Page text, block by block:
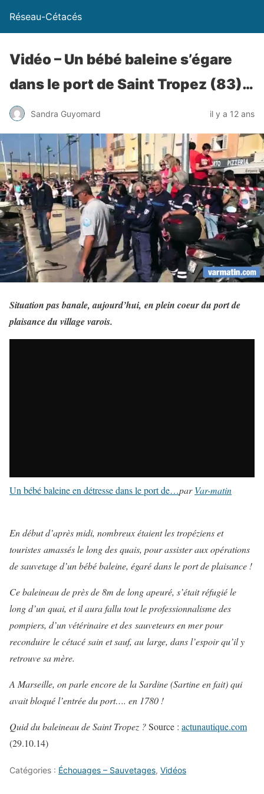
Réseau-Cétacés
Vidéo – Un bébé baleine s’égare
dans le port de Saint Tropez (83)…
Sandra Guyomard il y a 12 ans
Situation pas banale, aujourd’hui, en plein coeur du port de
plaisance du village varois.
Un bébé baleine en détresse dans le port de…parVar-matin
En début d’après midi, nombreux étaient les tropéziens et
touristes amassés le long des quais, pour assister aux opérations
de sauvetage d’un bébé baleine, égaré dans le port de plaisance !
Ce baleineau de près de 8m de long apeuré, s’était réfugié le
long d’un quai, et il aura fallu tout le professionnalisme des
pompiers, d’un vétérinaire et des sauveteurs en mer pour
reconduire le cétacé sain et sauf, au large, dans l’espoir qu’il y
retrouve sa mère.
A Marseille, on parle encore de la Sardine (Sartine en fait) qui
avait bloqué l’entrée du port…. en 1780 !
Quid du baleineau de Saint Tropez ?Source : actunautique.com
(29.10.14)
Catégories : Échouages – Sauvetages, Vidéos